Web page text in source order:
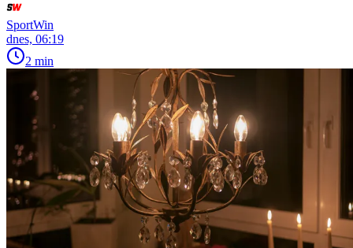
SportWin
dnes, 06:19
2 min